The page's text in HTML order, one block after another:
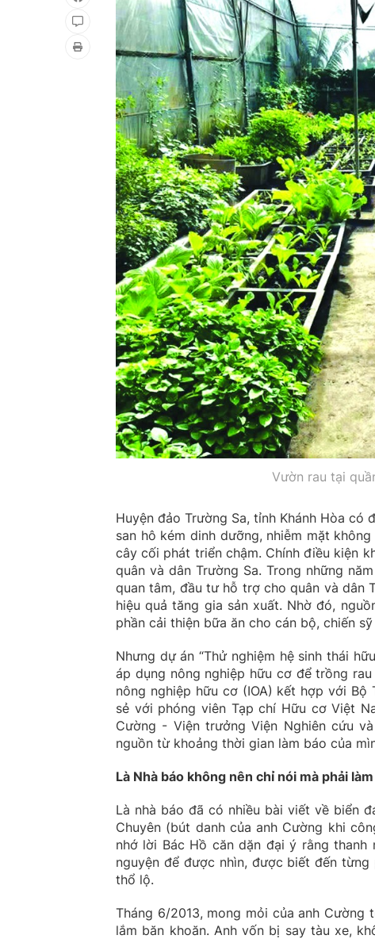
Vườn rau tại
Huyện đảo Trường Sa, tỉnh Khánh Hòa
san hô kém dinh dưỡng, nhiễm mặt
cây cối phát triển chậm. Chính điều kiện
quân và dân Trường Sa. Trong những
quan tâm, đầu tư hỗ trợ cho quân và dân
hiệu quả tăng gia sản xuất. Nhờ đó,
phần cải thiện bữa ăn cho cán bộ, chiến
Nhưng dự án “Thử nghiệm hệ sinh thái
áp dụng nông nghiệp hữu cơ để trồng
nông nghiệp hữu cơ (IOA) kết hợp với
sẻ với phóng viên Tạp chí Hữu cơ Việt
Cường - Viện trưởng Viện Nghiên cứu
nguồn từ khoảng thời gian làm báo của
Là Nhà báo không nên chỉ nói mà phải làm
Là nhà báo đã có nhiều bài viết về biển
Chuyên (bút danh của anh Cường khi
nhớ lời Bác Hồ căn dặn đại ý rằng thanh
nguyện để được nhìn, được biết đến
thổ lộ.
Tháng 6/2013, mong mỏi của anh
lắm băn khoăn. Anh vốn bị say tàu xe,